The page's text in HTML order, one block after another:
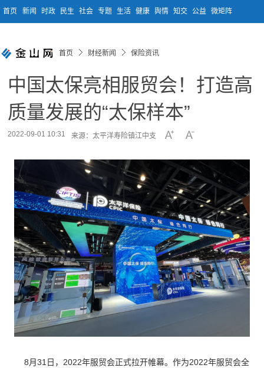
首页 新闻 时政 民生 社会 专题 生活 健康 舆情 知交 公益 微矩阵
首页 财经新闻 保险资讯
中国太保亮相服贸会！打造高
质量发展的“太保样本”
2022-09-01 10:31 来源：太平洋寿险镇江中支
8月31日，2022年服贸会正式拉开帷幕。作为2022年服贸会全